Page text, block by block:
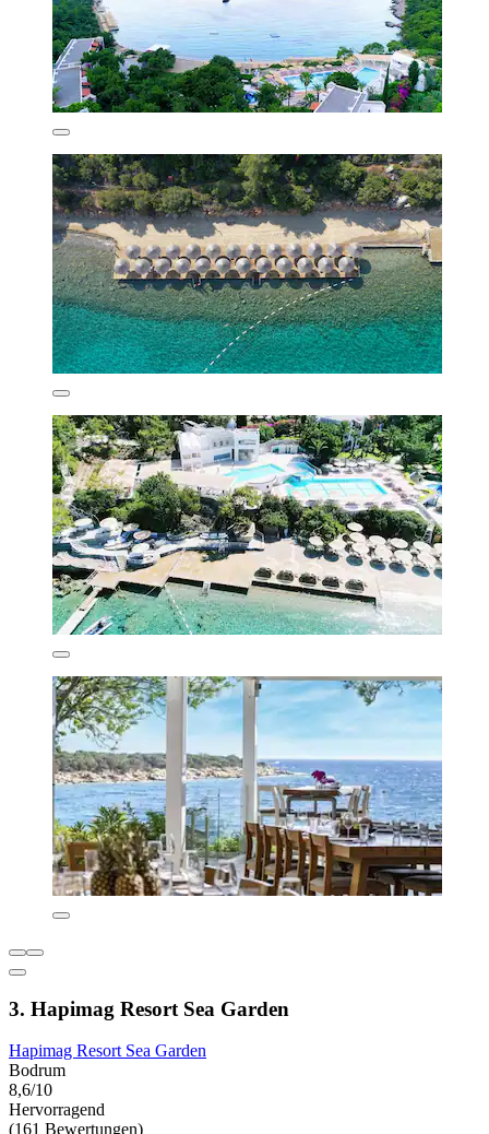
3. Hapimag Resort Sea Garden
Hapimag Resort Sea Garden
Bodrum
8,6/10
Hervorragend
(161 Bewertungen)